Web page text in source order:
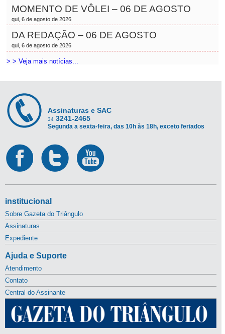
MOMENTO DE VÔLEI – 06 DE AGOSTO
qui, 6 de agosto de 2026
DA REDAÇÃO – 06 DE AGOSTO
qui, 6 de agosto de 2026
> > Veja mais notícias...
Assinaturas e SAC
34 3241-2465
Segunda a sexta-feira, das 10h às 18h, exceto feriados
institucional
Sobre Gazeta do Triângulo
Assinaturas
Expediente
Ajuda e Suporte
Atendimento
Contato
Central do Assinante